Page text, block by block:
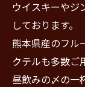
ウイスキーやジ
しております。
熊本県産のフル
クテルも多数ご
昼飲みの〆の一